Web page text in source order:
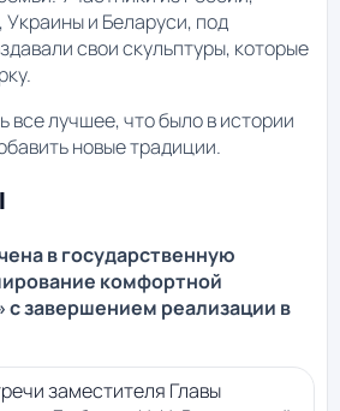
и Беларуси, под
свои скульптуры, которые
все лучшее, что было в истории
новые традиции.
в государственную
комфортной
с завершением реализации в
заместителя Главы